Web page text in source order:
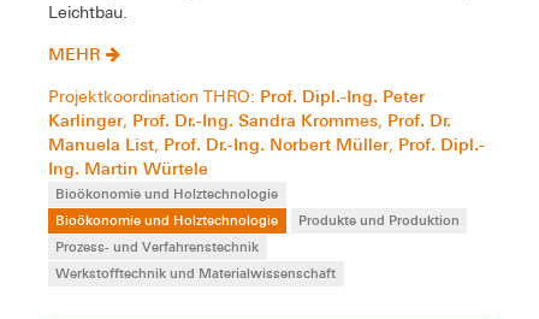
Leichtbau.
MEHR
Projektkoordination THRO: Prof. Dipl.-Ing. Peter
Karlinger, Prof. Dr.-Ing. Sandra Krommes, Prof. Dr.
Manuela List, Prof. Dr.-Ing. Norbert Müller, Prof. Dipl.-
Ing. Martin Würtele
Bioökonomie und Holztechnologie
Bioökonomie und Holztechnologie
Produkte und Produktion
Prozess- und Verfahrenstechnik
Werkstofftechnik und Materialwissenschaft